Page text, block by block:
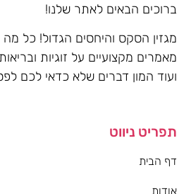
ברוכים הבאים לאתר שלנו!
מגזין הסקס והיחסים הגדול! כל מה
מאמרים מקצועיים על זוגיות
ועוד המון דברים שלא כדאי לכם
תפריט ניווט
דף הבית
אודות